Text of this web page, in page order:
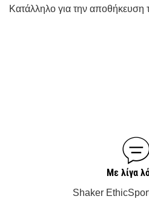
Κατάλληλο για την αποθήκευση
Με λίγα
Shaker